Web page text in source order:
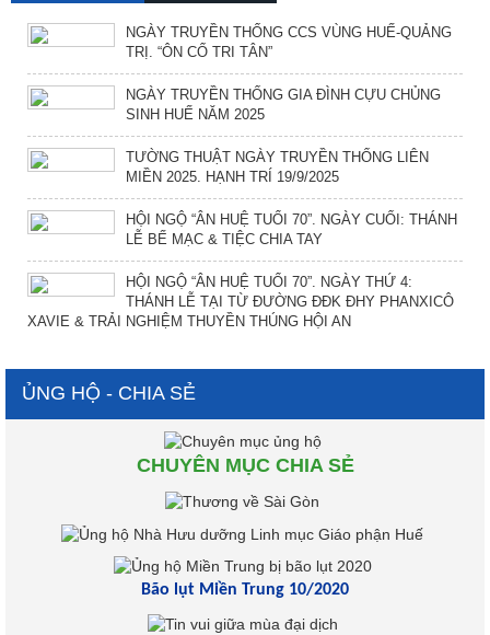
NGÀY TRUYỀN THỐNG CCS VÙNG HUẾ-QUẢNG
TRỊ. “ÔN CỐ TRI TÂN”
NGÀY TRUYỀN THỐNG GIA ĐÌNH CỰU CHỦNG
SINH HUẾ NĂM 2025
TƯỜNG THUẬT NGÀY TRUYỀN THỐNG LIÊN
MIỀN 2025. HẠNH TRÍ 19/9/2025
HỘI NGỘ “ÂN HUỆ TUỔI 70”. NGÀY CUỐI: THÁNH
LỄ BẾ MẠC & TIỆC CHIA TAY
HỘI NGỘ “ÂN HUỆ TUỔI 70”. NGÀY THỨ 4:
THÁNH LỄ TẠI TỪ ĐƯỜNG ĐĐK ĐHY PHANXICÔ
XAVIE & TRẢI NGHIỆM THUYỀN THÚNG HỘI AN
ỦNG HỘ - CHIA SẺ
CHUYÊN MỤC CHIA SẺ
Bão lụt Miền Trung 10/2020